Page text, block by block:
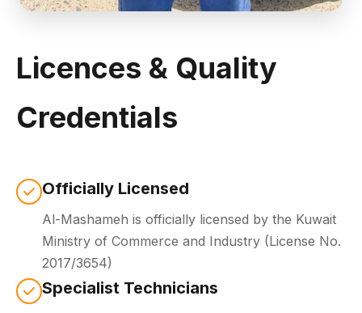
Licences & Quality
Credentials
Officially Licensed
Al-Mashameh is officially licensed by the Kuwait
Ministry of Commerce and Industry (License No.
2017/3654)
Specialist Technicians